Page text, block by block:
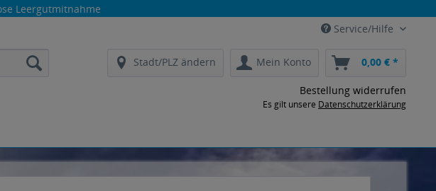
Leergutmitnahme
Service/Hilfe
Stadt/PLZ ändern Mein Konto 0,00 € *
Bestellung widerrufen
Es gilt unsere Datenschutzerklärung